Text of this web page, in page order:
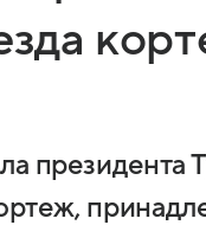
президента